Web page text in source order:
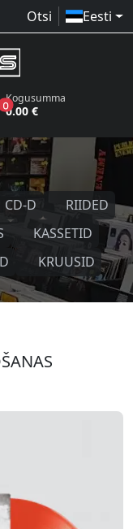
Otsi Eesti
0toodet ostukorvis
Kogusumma
0.00 €
CD-D
RIIDED
KASSETID
KRUUSID